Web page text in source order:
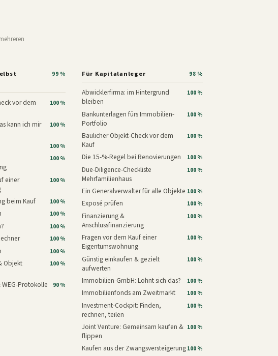
99 %
vor dem
100 %
kann ich mir
100 %
100 %
100 %
einer
100 %
beim Kauf 100 %
100 %
100 %
100 %
100 %
Objekt
100 %
Protokolle
90 %
Für Kapitalanleger 98 %
Abwicklerfirma: im Hintergrund
bleiben
100 %
Bankunterlagen fürs Immobilien-
Portfolio
100 %
Baulicher Objekt-Check vor dem
Kauf
100 %
Die 15-%-Regel bei Renovierungen 100 %
Due-Diligence-Checkliste
Mehrfamilienhaus
100 %
Ein Generalverwalter für alle Objekte 100 %
Exposé prüfen 100 %
Finanzierung &
Anschlussfinanzierung
100 %
Fragen vor dem Kauf einer
Eigentumswohnung
100 %
Günstig einkaufen & gezielt
aufwerten
100 %
Immobilien-GmbH: Lohnt sich das? 100 %
Immobilienfonds am Zweitmarkt 100 %
Investment-Cockpit: Finden,
rechnen, teilen
100 %
Joint Venture: Gemeinsam kaufen &
flippen
100 %
Kaufen aus der Zwangsversteigerung100 %